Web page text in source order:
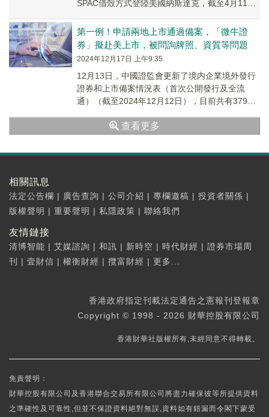
SPAC借殼方式登陸美國納斯達克，截至4月11日
第一例！申請兩地上市通過備案，「微牛證
券」擬赴美上市，被問詢牌照、資質等問題
2024年12月17日 上午9:35
12月13日，中國證監會更新了境内企業境外發行
證券和上市備案情況表（首次公開發行及全流
通）（截至2024年12月12日），目前共有379家
查看更多
相關訊息
法定公告欄 | 廣告查詢 | 公司介紹 | 專欄邀稿 | 投資者關係 |
版權聲明 | 重要聲明 | 私隱政策 | 聯絡我們
友情鏈接
清博智能 | 艾媒諮詢 | 和訊 | 新時空 | 時代財經 | 證券市場周
刊
| 壹財信 | 權衡財經 | 攬富財經 | 更多...
香港政府指定刊載法定通告之憲報刊登報章
Copyright © 1998 - 2026 財華控股有限公司
香港財華社版權所有,未經同意不得轉載。
免責聲明：
財華控股有限公司及香港聯合交易所有限公司將盡力確保彼等所提供資料
之準確性及可靠性,但並不保證資料絕對無誤,資料如有錯漏而令閣下蒙受